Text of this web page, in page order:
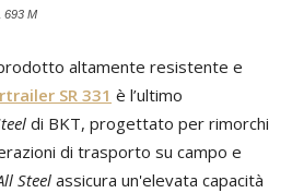
693 M
altamente resistente e
SR 331 è l’ultimo
di BKT, progettato per rimorchi
di trasporto su campo e
Steelassicura un'elevata capacità